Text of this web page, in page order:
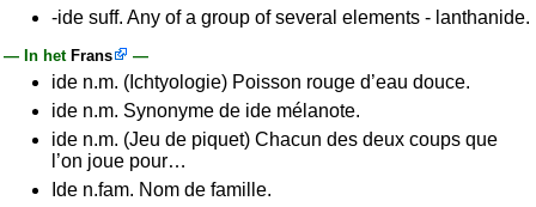
-ide suff. Any of a group of several elements - lanthanide.
— In het Frans —
ide n.m. (Ichtyologie) Poisson rouge d’eau douce.
ide n.m. Synonyme de ide mélanote.
ide n.m. (Jeu de piquet) Chacun des deux coups que
l’on joue pour…
Ide n.fam. Nom de famille.